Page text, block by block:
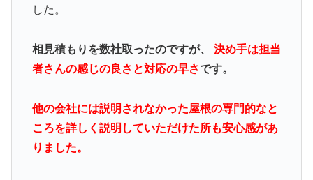
した。
相見積もりを数社取ったのですが、 決め手は担当
者さんの感じの良さと対応の早さです。
他の会社には説明されなかった屋根の専門的なと
ころを詳しく説明していただけた所も安心感があ
りました。